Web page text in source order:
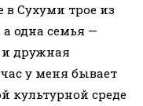
в Сухуми трое из
одна семья —
дружная
у меня бывает
культурной среде